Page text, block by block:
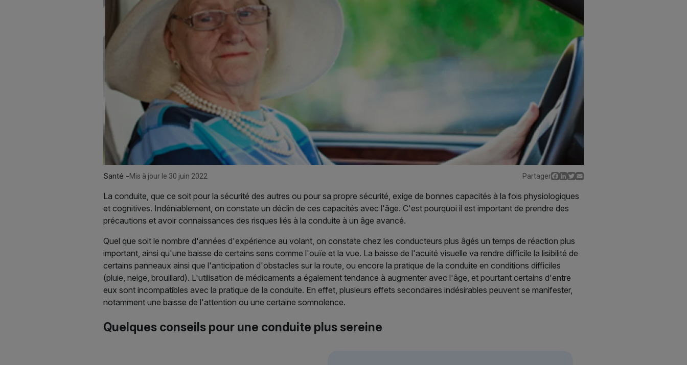
Santé -Mis à jour le 30 juin 2022 Partager Facebook
LinkedIn
Twitter
La conduite, que ce soit pour la sécurité des autres ou pour sa propre sécurité, exige de bonnes capacités à la fois physiologiques
et cognitives. Indéniablement, on constate un déclin de ces capacités avec l'âge. C'est pourquoi il est important de prendre des
précautions et avoir connaissances des risques liés à la conduite à un âge avancé.
Quel que soit le nombre d'années d'expérience au volant, on constate chez les conducteurs plus âgés un temps de réaction plus
important, ainsi qu'une baisse de certains sens comme l'ouïe et la vue. La baisse de l'acuité visuelle va rendre difficile la lisibilité de
certains panneaux ainsi que l'anticipation d'obstacles sur la route, ou encore la pratique de la conduite en conditions difficiles
(pluie, neige, brouillard). L'utilisation de médicaments a également tendance à augmenter avec l'âge, et pourtant certains d'entre
eux sont incompatibles avec la pratique de la conduite. En effet, plusieurs effets secondaires indésirables peuvent se manifester,
notamment une baisse de l'attention ou une certaine somnolence.
Quelques conseils pour une conduite plus sereine